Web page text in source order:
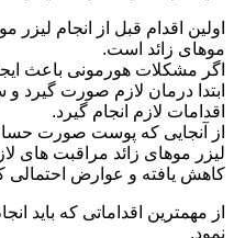
اولین اقدام قبل از انجام
موهای زائد است.
اگر مشکلات هورمونی باعث
ابتدا درمان لازم صورت گیرد
اقدامات لازم انجام گیرد.
از آنجایی که پوست صورت
لیزر موهای زائد مراقبت های
کاهش یافته و عوارض احتمالی
از مهمترین اقداماتی که باید
نمود.